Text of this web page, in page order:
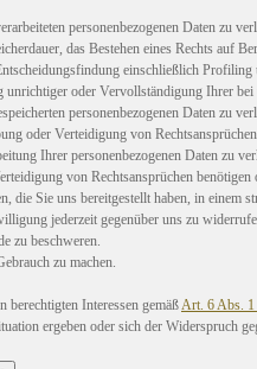
personenbezogenen Daten zu
das Bestehen eines Rechts auf
einschließlich
oder Vervollständigung Ihrer bei
personenbezogenen Daten zu
oder Verteidigung von
Ihrer personenbezogenen Daten zu
von Rechtsansprüchen benötigen
die Sie uns bereitgestellt haben, in
jederzeit gegenüber uns zu
zu beschweren.
zu machen.
berechtigten Interessen gemäßArt. 6 Abs.
ergeben oder sich der Widerspruch